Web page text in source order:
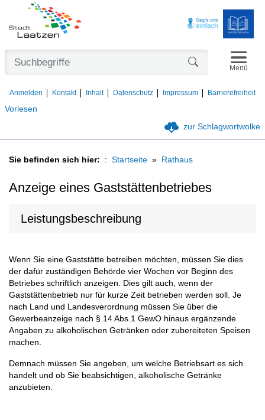
Vorlesen
Anmelden Kontakt Inhalt Datenschutz Impressum Barrierefreiheit
Menü
zur Schlagwortwolke
Sie befinden sich hier: Startseite Rathaus
Anzeige eines Gaststättenbetriebes
Leistungsbeschreibung
Wenn Sie eine Gaststätte betreiben möchten, müssen Sie dies
der dafür zuständigen Behörde vier Wochen vor Beginn des
Betriebes schriftlich anzeigen. Dies gilt auch, wenn der
Gaststättenbetrieb nur für kurze Zeit betrieben werden soll. Je
nach Land und Landesverordnung müssen Sie über die
Gewerbeanzeige nach § 14 Abs.1 GewO hinaus ergänzende
Angaben zu alkoholischen Getränken oder zubereiteten Speisen
machen.
Demnach müssen Sie angeben, um welche Betriebsart es sich
handelt und ob Sie beabsichtigen, alkoholische Getränke
anzubieten.